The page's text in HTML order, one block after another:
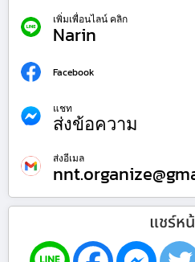
เพิ่มเพื่อนไลน์ คลิก
Narin
Facebook
แชท
ส่งข้อความ
ส่งอีเมล
แชร์ห